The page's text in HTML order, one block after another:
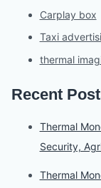
Carplay box
Taxi
thermal
Recent
Thermal
Security,
Thermal